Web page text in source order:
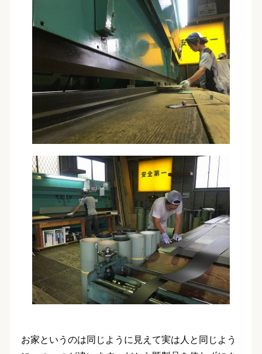
お家というのは同じように見えて実は人と同じよう